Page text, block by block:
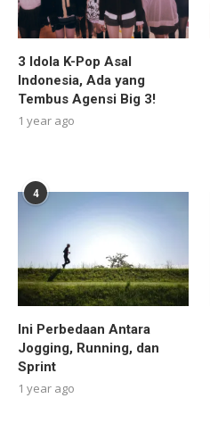
3 Idola K-Pop Asal
Indonesia, Ada yang
Tembus Agensi Big 3!
1 year ago
4
Ini Perbedaan Antara
Jogging, Running, dan
Sprint
1 year ago